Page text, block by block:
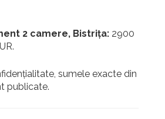
2 camere, Bistrița:2900
sumele exacte din
publicate.